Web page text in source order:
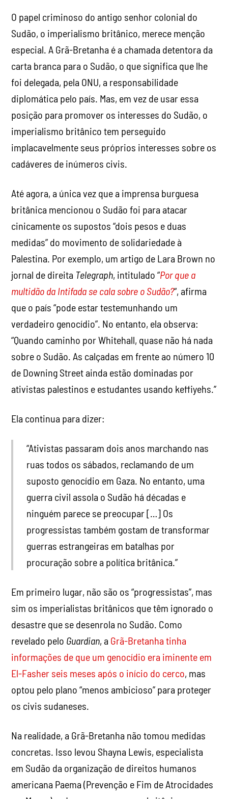
O papel criminoso do antigo senhor colonial do
Sudão, o imperialismo britânico, merece menção
especial. A Grã-Bretanha é a chamada detentora da
carta branca para o Sudão, o que significa que lhe
foi delegada, pela ONU, a responsabilidade
diplomática pelo país. Mas, em vez de usar essa
posição para promover os interesses do Sudão, o
imperialismo britânico tem perseguido
implacavelmente seus próprios interesses sobre os
cadáveres de inúmeros civis.
Até agora, a única vez que a imprensa burguesa
britânica mencionou o Sudão foi para atacar
cinicamente os supostos “dois pesos e duas
medidas” do movimento de solidariedade à
Palestina. Por exemplo, um artigo de Lara Brown no
jornal de direita Telegraph, intitulado “Por que a
multidão da Intifada se cala sobre o Sudão?“, afirma
que o país “pode ​​estar testemunhando um
verdadeiro genocídio”. No entanto, ela observa:
“Quando caminho por Whitehall, quase não há nada
sobre o Sudão. As calçadas em frente ao número 10
de Downing Street ainda estão dominadas por
ativistas palestinos e estudantes usando keffiyehs.”
Ela continua para dizer:
“Ativistas passaram dois anos marchando nas
ruas todos os sábados, reclamando de um
suposto genocídio em Gaza. No entanto, uma
guerra civil assola o Sudão há décadas e
ninguém parece se preocupar […] Os
progressistas também gostam de transformar
guerras estrangeiras em batalhas por
procuração sobre a política britânica.”
Em primeiro lugar, não são os “progressistas”, mas
sim os imperialistas britânicos que têm ignorado o
desastre que se desenrola no Sudão. Como
revelado pelo Guardian, a Grã-Bretanha tinha
informações de que um genocídio era iminente em
El-Fasher seis meses após o início do cerco, mas
optou pelo plano “menos ambicioso” para proteger
os civis sudaneses.
Na realidade, a Grã-Bretanha não tomou medidas
concretas. Isso levou Shayna Lewis, especialista
em Sudão da organização de direitos humanos
americana Paema (Prevenção e Fim de Atrocidades